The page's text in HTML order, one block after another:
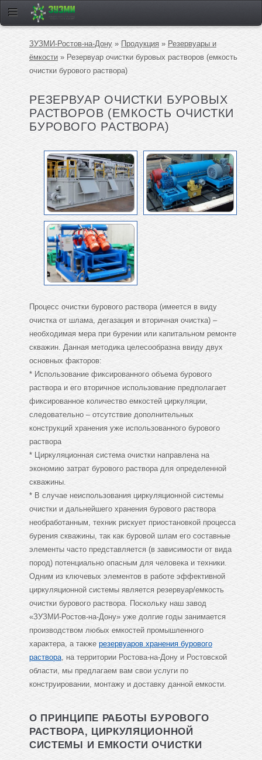
ЗУЗМИ-Ростов-на-Дону » Продукция » Резервуары и
ёмкости » Резервуар очистки буровых растворов (емкость
очистки бурового раствора)
РЕЗЕРВУАР ОЧИСТКИ БУРОВЫХ
РАСТВОРОВ (ЕМКОСТЬ ОЧИСТКИ
БУРОВОГО РАСТВОРА)
Процесс очистки бурового раствора (имеется в виду
очистка от шлама, дегазация и вторичная очистка) –
необходимая мера при бурении или капитальном ремонте
скважин. Данная методика целесообразна ввиду двух
основных факторов:
* Использование фиксированного объема бурового
раствора и его вторичное использование предполагает
фиксированное количество емкостей циркуляции,
следовательно – отсутствие дополнительных
конструкций хранения уже использованного бурового
раствора
* Циркуляционная система очистки направлена на
экономию затрат бурового раствора для определенной
скважины.
* В случае неиспользования циркуляционной системы
очистки и дальнейшего хранения бурового раствора
необработанным, техник рискует приостановкой процесса
бурения скважины, так как буровой шлам его составные
элементы часто представляется (в зависимости от вида
пород) потенциально опасным для человека и техники.
Одним из ключевых элементов в работе эффективной
циркуляционной системы является резервуар/емкость
очистки бурового раствора. Поскольку наш завод
«ЗУЗМИ-Ростов-на-Дону» уже долгие годы занимается
производством любых емкостей промышленного
характера, а также резервуаров хранения бурового
раствора, на территории Ростова-на-Дону и Ростовской
области, мы предлагаем вам свои услуги по
конструировании, монтажу и доставку данной емкости.
О ПРИНЦИПЕ РАБОТЫ БУРОВОГО
РАСТВОРА, ЦИРКУЛЯЦИОННОЙ
СИСТЕМЫ И ЕМКОСТИ ОЧИСТКИ